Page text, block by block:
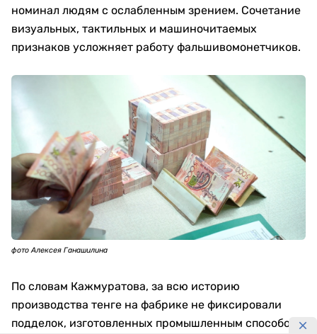
номинал людям с ослабленным зрением. Сочетание
визуальных, тактильных и машиночитаемых
признаков усложняет работу фальшивомонетчиков.
фото Алексея Ганашилина
По словам Кажмуратова, за всю историю
производства тенге на фабрике не фиксировали
подделок, изготовленных промышленным способом